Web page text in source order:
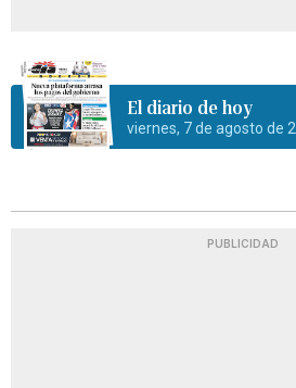
El diario de hoy
viernes, 7 de agosto de
PUBLICIDAD